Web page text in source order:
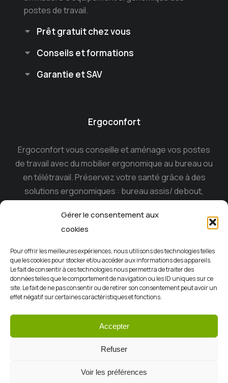
Gérer le consentement aux
cookies
Pour offrir les meilleures expériences, nous utilisons des technologies telles
que les cookies pour stocker et/ou accéder aux informations des appareils.
Le fait de consentir à ces technologies nous permettra de traiter des
données telles que le comportement de navigation ou les ID uniques sur ce
site. Le fait de ne pas consentir ou de retirer son consentement peut avoir un
effet négatif sur certaines caractéristiques et fonctions.
Accepter
Refuser
Voir les préférences
postes de travail.
Prêt gratuit chez vous
Conseils et formations
Garantie et SAV
Ergoconfort
Ergoconfort vous conseille et aménage vos postes
de travail avec du mobilier ergonomique au bureau ou
en télétravail. Préservez votre santé grâce à des
solutions ergonomiques : bureau assis/ debout,
ergonomique, casque anti-bruit…
sur l’ile de la Réunion depuis 15 ans.
CGV
Mentions légales
Politiques de confidentialité